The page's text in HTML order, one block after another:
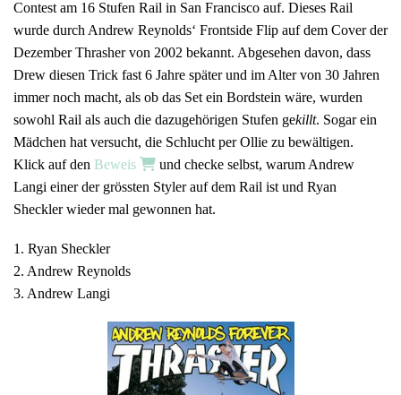
Contest am 16 Stufen Rail in San Francisco auf. Dieses Rail
wurde durch Andrew Reynolds‘ Frontside Flip auf dem Cover der
Dezember Thrasher von 2002 bekannt. Abgesehen davon, dass
Drew diesen Trick fast 6 Jahre später und im Alter von 30 Jahren
immer noch macht, als ob das Set ein Bordstein wäre, wurden
sowohl Rail als auch die dazugehörigen Stufen gekillt. Sogar ein
Mädchen hat versucht, die Schlucht per Ollie zu bewältigen.
Klick auf den Beweis
und checke selbst, warum Andrew
Langi einer der grössten Styler auf dem Rail ist und Ryan
Sheckler wieder mal gewonnen hat.
1. Ryan Sheckler
2. Andrew Reynolds
3. Andrew Langi